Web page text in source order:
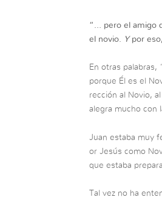
“… pero el amigo
el novio.
Ypor
En otras palabras,
porque Él es el
rección al Novio,
alegra mucho con
Juan estaba muy
or Jesús como
que estaba
Tal vez no ha